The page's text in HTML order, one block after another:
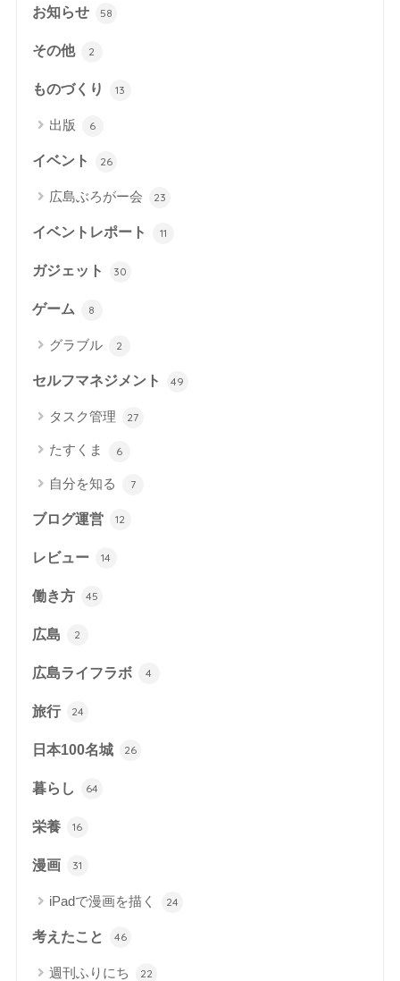
お知らせ 58
その他 2
ものづくり 13
出版 6
イベント 26
広島ぶろがー会 23
イベントレポート 11
ガジェット 30
ゲーム 8
グラブル 2
セルフマネジメント 49
タスク管理 27
たすくま 6
自分を知る 7
ブログ運営 12
レビュー 14
働き方 45
広島 2
広島ライフラボ 4
旅行 24
日本100名城 26
暮らし 64
栄養 16
漫画 31
iPadで漫画を描く 24
考えたこと 46
週刊ふりにち 22